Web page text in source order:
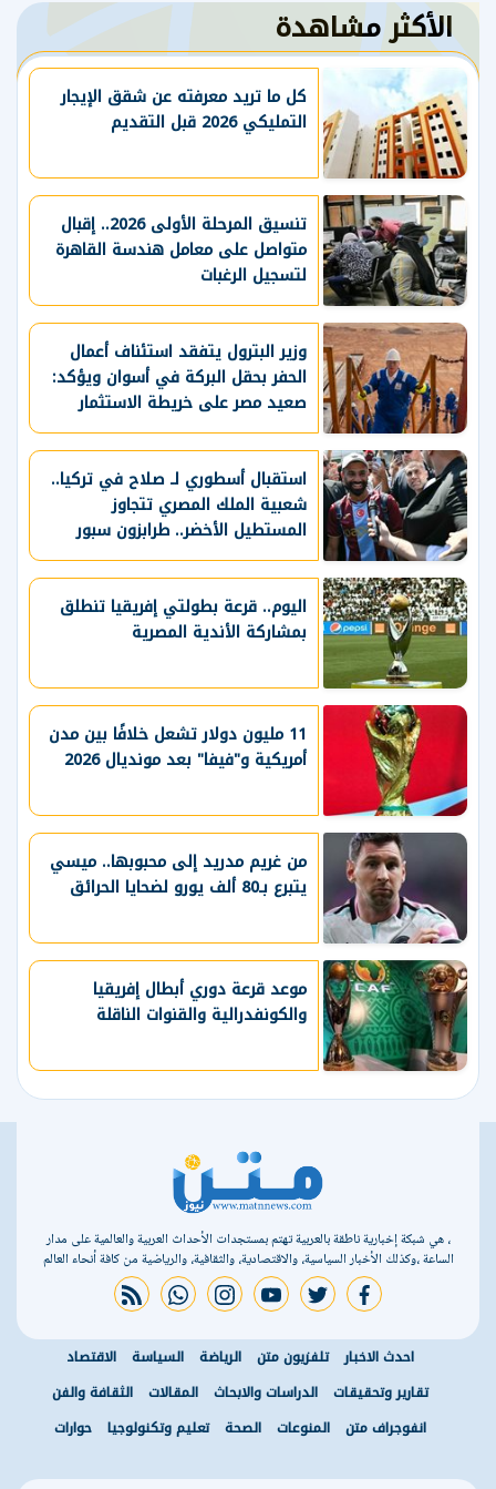
الأكثر مشاهدة
كل ما تريد معرفته عن شقق الإيجار
التمليكي 2026 قبل التقديم
تنسيق المرحلة الأولى 2026.. إقبال
متواصل على معامل هندسة القاهرة
لتسجيل الرغبات
وزير البترول يتفقد استئناف أعمال
الحفر بحقل البركة في أسوان ويؤكد:
صعيد مصر على خريطة الاستثمار
البترولي
استقبال أسطوري لـ صلاح في تركيا..
شعبية الملك المصري تتجاوز
المستطيل الأخضر.. طرابزون سبور
يسعي لاستعادة لقب الدوري التركي
وتعزيز حظوظه في المنافسات
الأوروبية
اليوم.. قرعة بطولتي إفريقيا تنطلق
بمشاركة الأندية المصرية
11 مليون دولار تشعل خلافًا بين مدن
أمريكية و"فيفا" بعد مونديال 2026
من غريم مدريد إلى محبوبها.. ميسي
يتبرع بـ80 ألف يورو لضحايا الحرائق
موعد قرعة دوري أبطال إفريقيا
والكونفدرالية والقنوات الناقلة
، هي شبكة إخبارية ناطقة بالعربية تهتم بمستجدات الأحداث العربية والعالمية على مدار
الساعة ،وكذلك الأخبار السياسية، والاقتصادية، والثقافية، والرياضية من كافة أنحاء العالم
facebook
twitter
youtube
instagram
whatsapp
rss feed
احدث الاخبار تلفزيون متن الرياضة السياسة
الاقتصاد
تقارير وتحقيقات
الدراسات والابحاث المقالات
الثقافة والفن
انفوجراف متن
المنوعات الصحة تعليم وتكنولوجيا حوارات